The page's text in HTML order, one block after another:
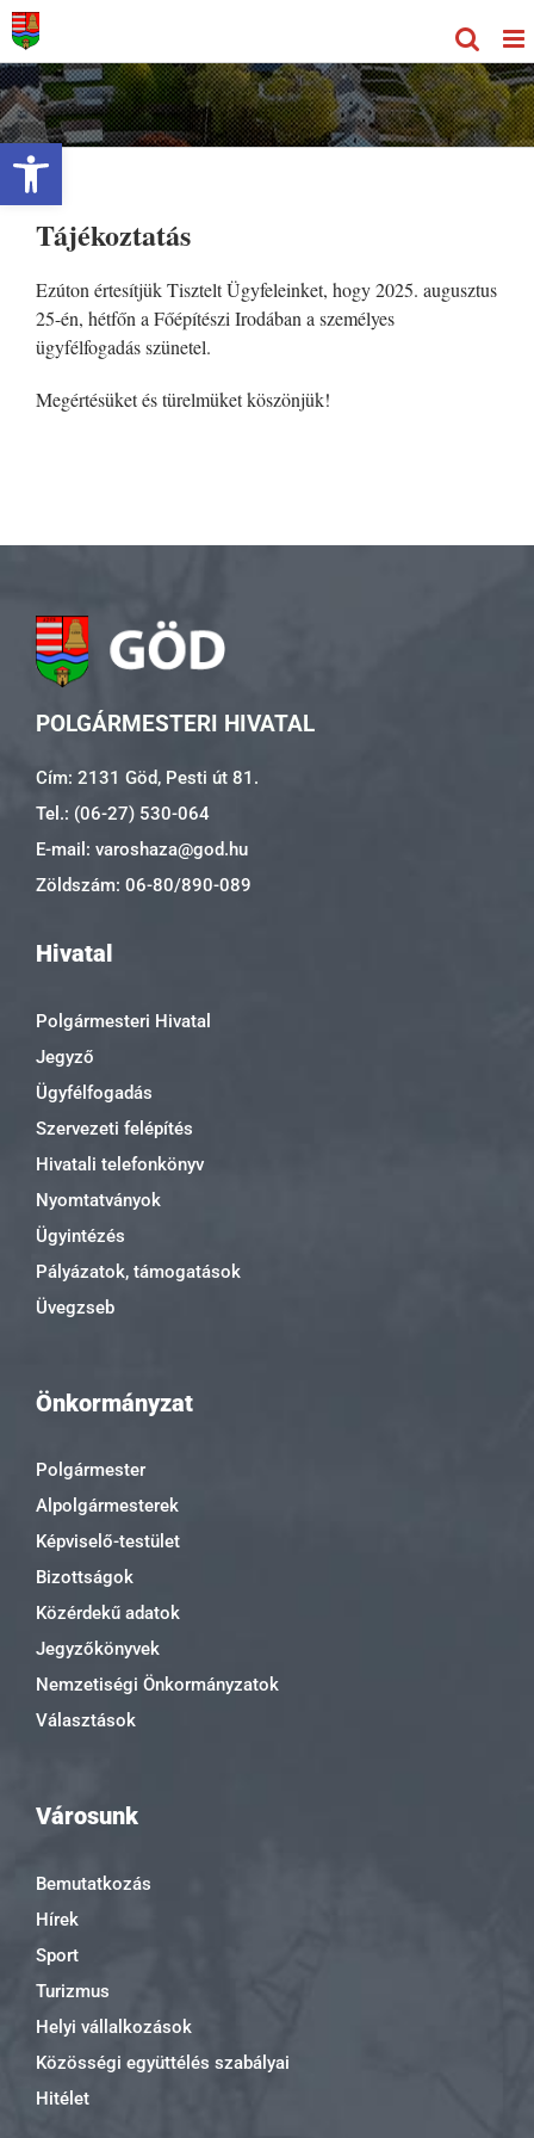
Eszköztár megnyitása
Kihagyás
Tájékoztatás
Ezúton értesítjük Tisztelt Ügyfeleinket, hogy 2025. augusztus
25-én, hétfőn a Főépítészi Irodában a személyes
ügyfélfogadás szünetel.
Megértésüket és türelmüket köszönjük!
POLGÁRMESTERI HIVATAL
Cím: 2131 Göd, Pesti út 81.
Tel.: (06-27) 530-064
E-mail: varoshaza@god.hu
Zöldszám: 06-80/890-089
Hivatal
Polgármesteri Hivatal
Jegyző
Ügyfélfogadás
Szervezeti felépítés
Hivatali telefonkönyv
Nyomtatványok
Ügyintézés
Pályázatok, támogatások
Üvegzseb
Önkormányzat
Polgármester
Alpolgármesterek
Képviselő-testület
Bizottságok
Közérdekű adatok
Jegyzőkönyvek
Nemzetiségi Önkormányzatok
Választások
Városunk
Bemutatkozás
Hírek
Sport
Turizmus
Helyi vállalkozások
Közösségi együttélés szabályai
Hitélet